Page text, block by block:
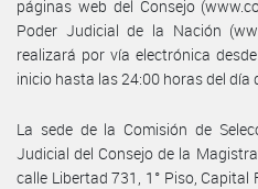
páginas web del Consejo
Poder Judicial de la Nación
realizará por vía electrónica
inicio hasta las 24:00 horas del día
La sede de la Comisión de
Judicial del Consejo de la
calle Libertad 731, 1° Piso,